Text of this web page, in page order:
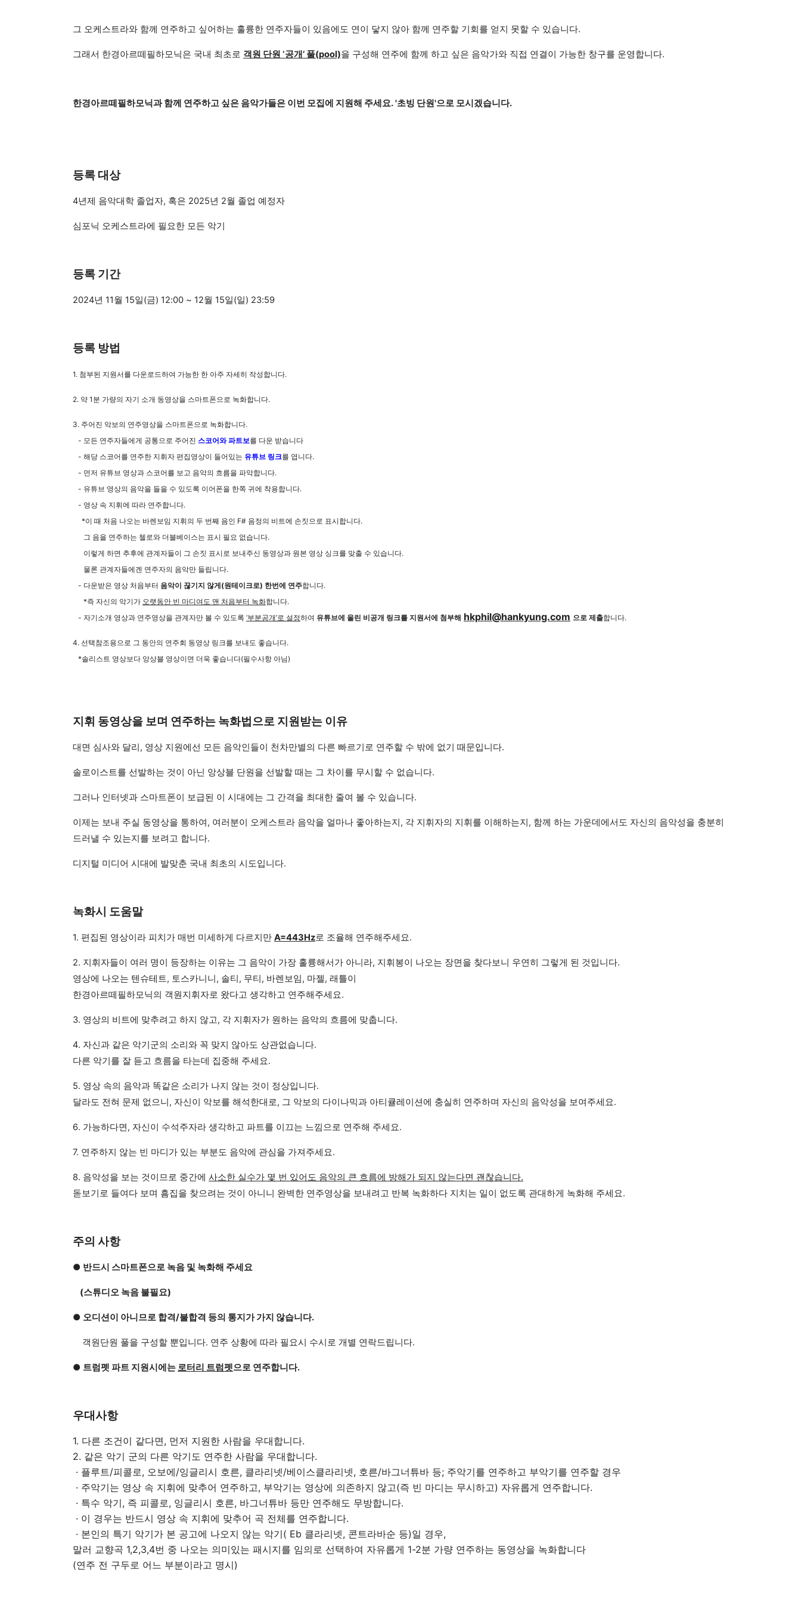
그 오케스트라와 함께 연주하고 싶어하는 훌륭한 연주자들이 있음에도 연이 닿지 않아 함께 연주할 기회를 얻지 못할 수 있습니다.
그래서 한경아르떼필하모닉은 국내 최초로 객원 단원 ‘공개’ 풀(pool)을 구성해 연주에 함께 하고 싶은 음악가와 직접 연결이 가능한 창구를 운영합니다.
한경아르떼필하모닉과 함께 연주하고 싶은 음악가들은 이번 모집에 지원해 주세요.'초빙 단원'으로 모시겠습니다.
등록 대상
4년제 음악대학 졸업자, 혹은 2025년 2월 졸업 예정자
심포닉 오케스트라에 필요한 모든 악기
등록 기간
2024년 11월 15일(금) 12:00 ~ 12월 15일(일) 23:59
등록 방법
1. 첨부된 지원서를 다운로드하여 가능한 한 아주 자세히 작성합니다.
2. 약 1분 가량의 자기 소개 동영상을 스마트폰으로 녹화합니다.
3. 주어진 악보의 연주영상을 스마트폰으로 녹화합니다.
- 모든 연주자들에게 공통으로 주어진 스코어와 파트보를 다운 받습니다
- 해당 스코어를 연주한 지휘자 편집영상이 들어있는 유튜브 링크를 엽니다.
- 먼저 유튜브 영상과 스코어를 보고 음악의 흐름을 파악합니다.
- 유튜브 영상의 음악을 들을 수 있도록 이어폰을 한쪽 귀에 착용합니다.
- 영상 속 지휘에 따라 연주합니다.
*이 때 처음 나오는 바렌보임 지휘의 두 번째 음인 F# 음정의 비트에 손짓으로 표시합니다.
그 음을 연주하는 첼로와 더블베이스는 표시 필요 없습니다.
이렇게 하면 추후에 관계자들이 그 손짓 표시로 보내주신 동영상과 원본 영상 싱크를 맞출 수 있습니다.
물론 관계자들에겐 연주자의 음악만 들립니다.
- 다운받은 영상 처음부터 음악이 끊기지 않게(원테이크로) 한번에 연주합니다.
*즉 자신의 악기가 오랫동안 빈 마디여도 맨 처음부터 녹화합니다.
- 자기소개 영상과 연주영상을 관계자만 볼 수 있도록 ‘부분공개’로 설정하여 유튜브에 올린 비공개 링크를 지원서에 첨부해 hkphil@hankyung.com 으로 제출합니다.
4. 선택참조용으로 그 동안의 연주회 동영상 링크를 보내도 좋습니다.
*솔리스트 영상보다 앙상블 영상이면 더욱 좋습니다(필수사항 아님)
지휘 동영상을 보며 연주하는 녹화법으로 지원받는 이유
대면 심사와 달리, 영상 지원에선 모든 음악인들이 천차만별의 다른 빠르기로 연주할 수 밖에 없기 때문입니다.
솔로이스트를 선발하는 것이 아닌 앙상블 단원을 선발할 때는 그 차이를 무시할 수 없습니다.
그러나 인터넷과 스마트폰이 보급된 이 시대에는 그 간격을 최대한 줄여 볼 수 있습니다.
이제는 보내 주실 동영상을 통하여, 여러분이 오케스트라 음악을 얼마나 좋아하는지, 각 지휘자의 지휘를 이해하는지, 함께 하는 가운데에서도 자신의 음악성을 충분히
드러낼 수 있는지를 보려고 합니다.
디지털 미디어 시대에 발맞춘 국내 최초의 시도입니다.
녹화시 도움말
1. 편집된 영상이라 피치가 매번 미세하게 다르지만 A=443Hz로 조율해 연주해주세요.
2. 지휘자들이 여러 명이 등장하는 이유는 그 음악이 가장 훌륭해서가 아니라, 지휘봉이 나오는 장면을 찾다보니 우연히 그렇게 된 것입니다.
영상에 나오는 텐슈테트, 토스카니니, 솔티, 무티, 바렌보임, 마젤, 래틀이
한경아르떼필하모닉의 객원지휘자로 왔다고 생각하고 연주해주세요.
3. 영상의 비트에 맞추려고 하지 않고, 각 지휘자가 원하는 음악의 흐름에 맞춥니다.
4. 자신과 같은 악기군의 소리와 꼭 맞지 않아도 상관없습니다.
다른 악기를 잘 듣고 흐름을 타는데 집중해 주세요.
5. 영상 속의 음악과 똑같은 소리가 나지 않는 것이 정상입니다.
달라도 전혀 문제 없으니, 자신이 악보를 해석한대로, 그 악보의 다이나믹과 아티큘레이션에 충실히 연주하며 자신의 음악성을 보여주세요.
6. 가능하다면, 자신이 수석주자라 생각하고 파트를 이끄는 느낌으로 연주해 주세요.
7. 연주하지 않는 빈 마디가 있는 부분도 음악에 관심을 가져주세요.
8. 음악성을 보는 것이므로 중간에 사소한 실수가 몇 번 있어도 음악의 큰 흐름에 방해가 되지 않는다면 괜찮습니다.
돋보기로 들여다 보며 흠집을 찾으려는 것이 아니니 완벽한 연주영상을 보내려고 반복 녹화하다 지치는 일이 없도록 관대하게 녹화해 주세요.
주의 사항
● 반드시 스마트폰으로 녹음 및 녹화해 주세요
(스튜디오 녹음 불필요)
● 오디션이 아니므로 합격/불합격 등의 통지가 가지 않습니다.
객원단원 풀을 구성할 뿐입니다. 연주 상황에 따라 필요시 수시로 개별 연락드립니다.
● 트럼펫 파트 지원시에는 로터리 트럼펫으로 연주합니다.
우대사항
1. 다른 조건이 같다면, 먼저 지원한 사람을 우대합니다.
2. 같은 악기 군의 다른 악기도 연주한 사람을 우대합니다.
· 플루트/피콜로, 오보에/잉글리시 호른, 클라리넷/베이스클라리넷, 호른/바그너튜바 등; 주악기를 연주하고 부악기를 연주할 경우
· 주악기는 영상 속 지휘에 맞추어 연주하고, 부악기는 영상에 의존하지 않고(즉 빈 마디는 무시하고) 자유롭게 연주합니다.
· 특수 악기, 즉 피콜로, 잉글리시 호른, 바그너튜바 등만 연주해도 무방합니다.
· 이 경우는 반드시 영상 속 지휘에 맞추어 곡 전체를 연주합니다.
· 본인의 특기 악기가 본 공고에 나오지 않는 악기( Eb 클라리넷, 콘트라바순 등)일 경우,
말러 교향곡 1,2,3,4번 중 나오는 의미있는 패시지를 임의로 선택하여 자유롭게 1-2분 가량 연주하는 동영상을 녹화합니다
(연주 전 구두로 어느 부분이라고 명시)